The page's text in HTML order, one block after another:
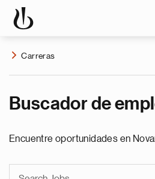
Carreras
Buscador de
Encuentre oportunidades en